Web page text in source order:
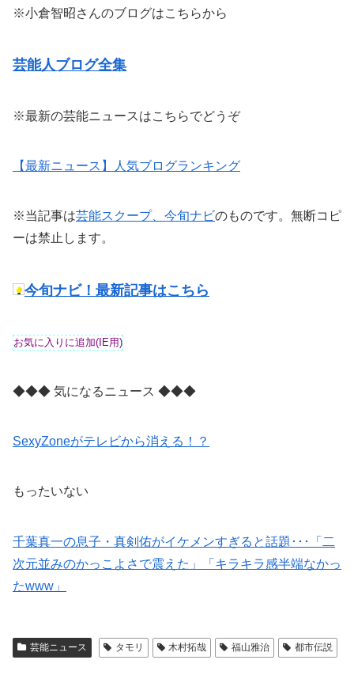
※小倉智昭さんのブログはこちらから
芸能人ブログ全集
※最新の芸能ニュースはこちらでどうぞ
【最新ニュース】人気ブログランキング
※当記事は芸能スクープ、今旬ナビのものです。無断コピ
ーは禁止します。
今旬ナビ！最新記事はこちら
◆◆◆ 気になるニュース ◆◆◆
SexyZoneがテレビから消える！？
もったいない
千葉真一の息子・真剣佑がイケメンすぎると話題･･･「二
次元並みのかっこよさで震えた」「キラキラ感半端なかっ
たwww」
芸能ニュース タモリ 木村拓哉 福山雅治 都市伝説